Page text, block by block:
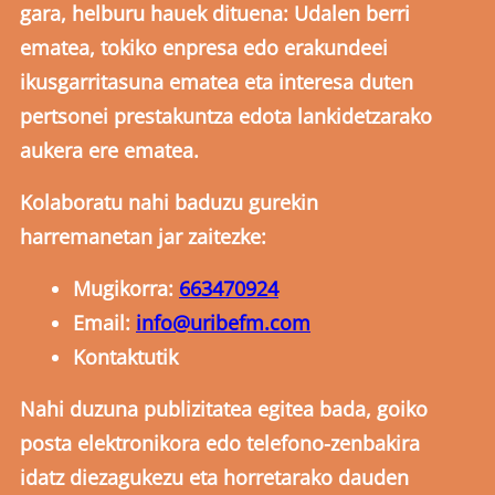
gara, helburu hauek dituena: Udalen berri
ematea, tokiko enpresa edo erakundeei
ikusgarritasuna ematea eta interesa duten
pertsonei prestakuntza edota lankidetzarako
aukera ere ematea.
Kolaboratu nahi baduzu gurekin
harremanetan jar zaitezke:
Mugikorra: 663470924
Email: info@uribefm.com
Kontaktutik
Nahi duzuna publizitatea egitea bada, goiko
posta elektronikora edo telefono-zenbakira
idatz diezagukezu eta horretarako dauden